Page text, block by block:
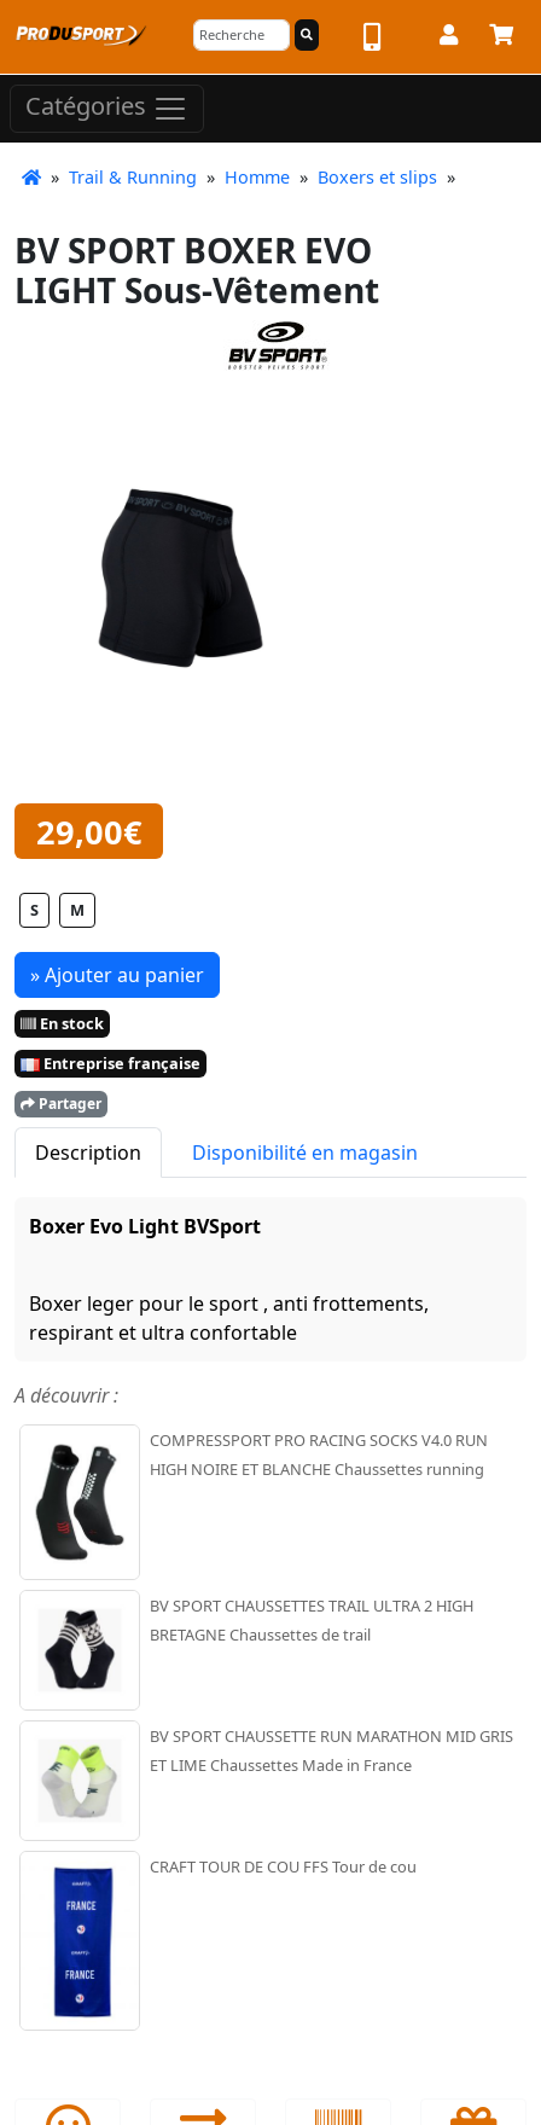
Catégories
» Trail & Running » Homme » Boxers et slips »
BV SPORT BOXER EVO
LIGHT Sous-Vêtement
29,00€
S M
» Ajouter au panier
En stock
Entreprise française
Partager
Description Disponibilité en magasin
Boxer Evo Light BVSport
Boxer leger pour le sport , anti frottements,
respirant et ultra confortable
A découvrir :
COMPRESSPORT PRO RACING SOCKS V4.0 RUN
HIGH NOIRE ET BLANCHE Chaussettes running
BV SPORT CHAUSSETTES TRAIL ULTRA 2 HIGH
BRETAGNE Chaussettes de trail
BV SPORT CHAUSSETTE RUN MARATHON MID GRIS
ET LIME Chaussettes Made in France
CRAFT TOUR DE COU FFS Tour de cou